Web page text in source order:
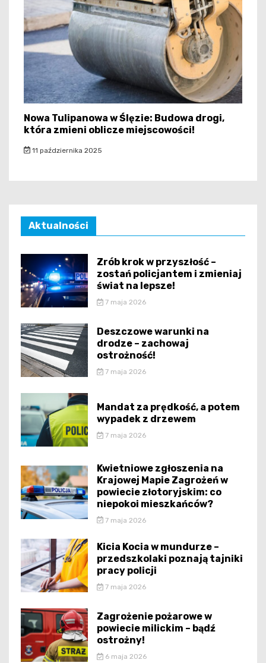
Nowa Tulipanowa w Ślęzie: Budowa drogi,
która zmieni oblicze miejscowości!
11 października 2025
Aktualności
Zrób krok w przyszłość –
zostań policjantem i zmieniaj
świat na lepsze!
7 maja 2026
Deszczowe warunki na
drodze – zachowaj
ostrożność!
7 maja 2026
Mandat za prędkość, a potem
wypadek z drzewem
7 maja 2026
Kwietniowe zgłoszenia na
Krajowej Mapie Zagrożeń w
powiecie złotoryjskim: co
niepokoi mieszkańców?
7 maja 2026
Kicia Kocia w mundurze –
przedszkolaki poznają tajniki
pracy policji
7 maja 2026
Zagrożenie pożarowe w
powiecie milickim – bądź
ostrożny!
6 maja 2026